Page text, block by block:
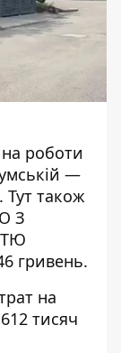
роботи
—
. Тут також
З
гривень.
на
тисяч